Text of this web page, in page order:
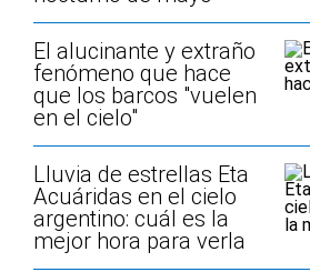
El alucinante y extraño
fenómeno que hace
que los barcos "vuelen
en el cielo"
Lluvia de estrellas Eta
Acuáridas en el cielo
argentino: cuál es la
mejor hora para verla